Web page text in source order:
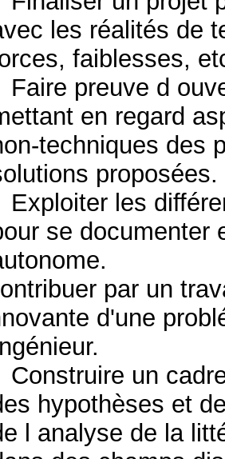
les réalités de
faiblesses,
Faire preuve d
en regard
techniques des
proposées.
Exploiter les
se documenter
par un
d'une
Construire un
hypothèses et
l analyse de la